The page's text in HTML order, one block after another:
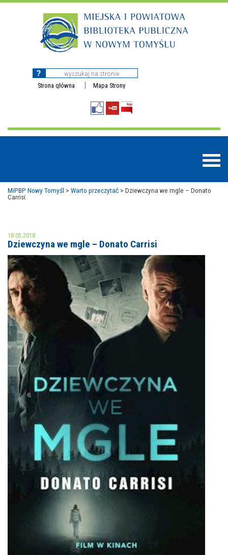
Strona główna Mapa Strony
MOJE KONTO
AKTUALNOŚCI
NAJBLIŻSZE WYDARZENIA
WYDARZENIA BIEŻĄCE
WYDARZYŁO SIĘ
NASZA OFERTA
STREFA WIEDZY O REGIONIE
STREFA KOLORU
FORMY STAŁE
NASZE FILIE
POLECANE STRONY
WYDARZENIA KULTURALNE
E-INFORMATOR
MiPBP Nowy Tomyśl > Warto przeczytać > Dziewczyna we mgle – Donato
Carrisi
18.05.2018
Dziewczyna we mgle – Donato Carrisi